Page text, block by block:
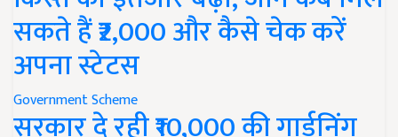
सकते हैं ₹2,000 और कैसे चेक करें
अपना स्टेटस
Government Scheme